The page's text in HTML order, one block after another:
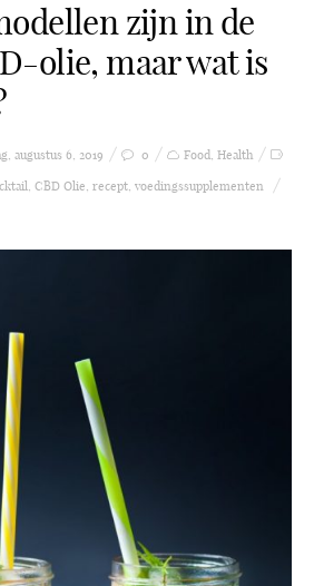
zijn in de
olie, maar wat is
augustus 6, 2019 0 Food, Health
, CBD Olie, recept, voedingssupplementen